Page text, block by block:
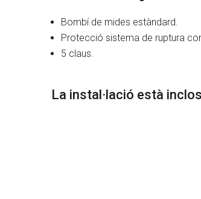
Bombí de mides estàndard.
Protecció sistema de ruptura
5 claus.
La instal·lació està